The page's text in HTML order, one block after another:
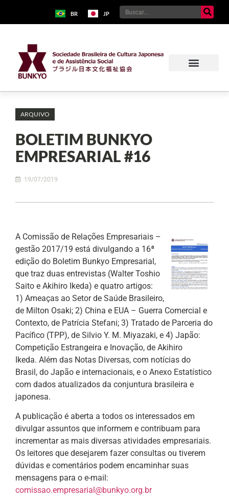
BR JP
ARQUIVO
BOLETIM BUNKYO
EMPRESARIAL #16
19/07/2019
A Comissão de Relações Empresariais –
gestão 2017/19 está divulgando a 16ª
edição do Boletim Bunkyo Empresarial,
que traz duas entrevistas (Walter Toshio
Saito e Akihiro Ikeda) e quatro artigos:
1) Ameaças ao Setor de Saúde Brasileiro,
de Milton Osaki; 2) China e EUA – Guerra Comercial e
Contexto, de Patrícia Stefani; 3) Tratado de Parceria do
Pacífico (TPP), de Silvio Y. M. Miyazaki, e 4) Japão:
Competição Estrangeira e Inovação, de Akihiro
Ikeda. Além das Notas Diversas, com notícias do
Brasil, do Japão e internacionais, e o Anexo Estatístico
com dados atualizados da conjuntura brasileira e
japonesa.
A publicação é aberta a todos os interessados em
divulgar assuntos que informem e contribuam para
incrementar as mais diversas atividades empresariais.
Os leitores que desejarem fazer consultas ou tiverem
dúvidas e comentários podem encaminhar suas
mensagens para o e-mail:
comissao.empresarial@bunkyo.org.br